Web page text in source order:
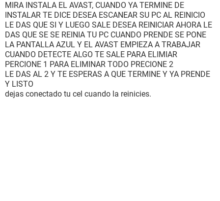
MIRA INSTALA EL AVAST, CUANDO YA TERMINE DE
INSTALAR TE DICE DESEA ESCANEAR SU PC AL REINICIO
LE DAS QUE SI Y LUEGO SALE DESEA REINICIAR AHORA LE
DAS QUE SE SE REINIA TU PC CUANDO PRENDE SE PONE
LA PANTALLA AZUL Y EL AVAST EMPIEZA A TRABAJAR
CUANDO DETECTE ALGO TE SALE PARA ELIMIAR
PERCIONE 1 PARA ELIMINAR TODO PRECIONE 2
LE DAS AL 2 Y TE ESPERAS A QUE TERMINE Y YA PRENDE
Y LISTO
dejas conectado tu cel cuando la reinicies.